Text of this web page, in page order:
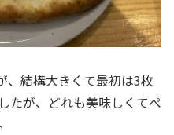
、結構大きくて最初は3枚
たが、どれも美味しくてぺ